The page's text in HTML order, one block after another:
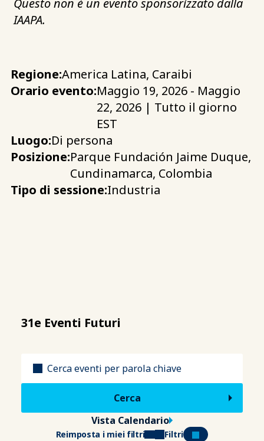
IAAPA.
Regione:America Latina, Caraibi
Orario evento:Maggio 19, 2026 - Maggio
22, 2026 | Tutto il giorno
EST
Luogo:Di persona
Posizione:Parque Fundación Jaime Duque,
Cundinamarca, Colombia
Tipo di sessione:Industria
31e Eventi Futuri
Vista Calendario
Reimposta i miei filtri Filtri